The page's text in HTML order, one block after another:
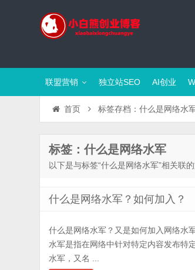
联盟营销 独立站SEO AI创业
首页 标签存档：什么是网络水
标签：什么是网络水军
以下是与标签“什么是网络水军”相关联
什么是网络水军？如何加入？
什么是网络水军？又是如何加入网络水
水军是指在网络中针对特定内容发布特
水军，又名 ...